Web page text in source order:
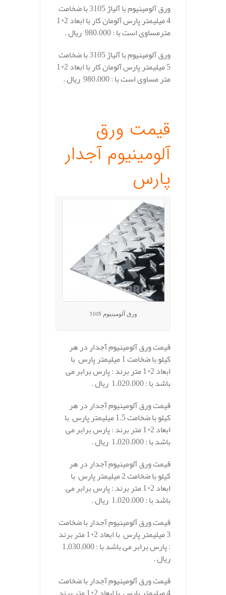
ورق آلومینیوم با آلیاژ 3105 با ضخامت
4 میلیمتر پارس آلومان کار با ابعاد 2*1
مترمساوی است با : 980.000 ریال .
ورق آلومینیوم با آلیاژ 3105 با ضخامت
5 میلیمتر پارس آلومان کار با ابعاد 2*1
متر مساوی است با : 980.000 ریال .
قیمت ورق
آلومینیوم آجدار
پارس
ورق آلومینیوم 3105
قیمت ورق آلومینیوم آجدار در هر
کیلو با ضخامت 1 میلیمتر پارس با
ابعاد 2*1 متر برند : پارس برابر می
باشد با : 1.020.000 ریال .
قیمت ورق آلومینیوم آجدار در هر
کیلو با ضخامت 1.5 میلیمتر پارس با
ابعاد 2*1 متر برند : پارس برابر می
باشد با : 1.020.000 ریال .
قیمت ورق آلومینیوم آجدار در هر
کیلو با ضخامت 2 میلیمتر پارس با
ابعاد 2*1 متر برند : پارس برابر می
باشد با : 1.020.000 ریال .
قیمت ورق آلومینیوم آجدار با ضخامت
3 میلیمتر پارس با ابعاد 2*1 متر برند
ریال .
قیمت ورق آلومینیوم آجدار با ضخامت